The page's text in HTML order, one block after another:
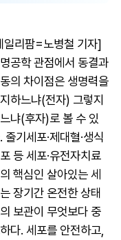
일리팜=노병철 기자]
공학 관점에서 동결과
의 차이점은 생명력을
하느냐(전자) 그렇지
냐(후자)로 볼 수 있
줄기세포·제대혈·생식
등 세포·유전자치료
핵심인 살아있는 세
장기간 온전한 상태
보관이 무엇보다 중
다. 세포를 안전하고,